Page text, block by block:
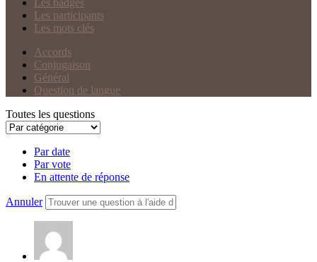
Les badges
Les participants
Les mots clés
Accords
Conjugaison
Général
Question de langue
Toutes les questions
Par date
Par vote
En attente de réponse
Annuler